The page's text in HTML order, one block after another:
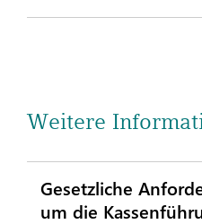
Weitere
Gesetzliche
um die